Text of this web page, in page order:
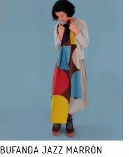
BUFANDA JAZZ MARRÓN